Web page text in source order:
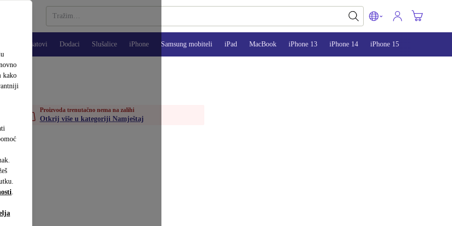
kako
.
Pametni satovi Dodaci Slušalice iPhone Samsung mobiteli iPad MacBook iPhone 13 iPhone 14 iPhone 15
Proizvoda trenutačno nema na zalihi
Otkrij više u kategoriji Namještaj